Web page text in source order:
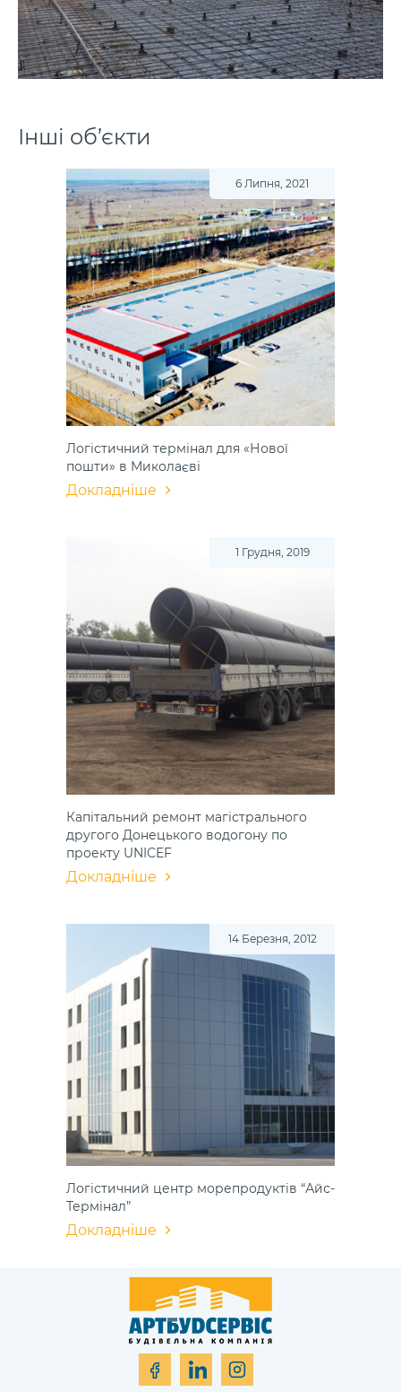
Інші об’єкти
6 Липня, 2021
Логістичний термінал для «Нової
пошти» в Миколаєві
Докладніше
1 Грудня, 2019
Капітальний ремонт магістрального
другого Донецького водогону по
проекту UNICEF
Докладніше
14 Березня, 2012
Логістичний центр морепродуктів “Айс-
Термінал”
Докладніше